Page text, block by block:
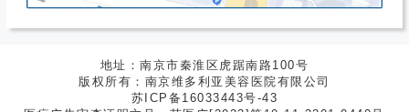
地址：南京市秦淮区虎踞南路100号
版权所有：南京维多利亚美容医院有限公司
苏ICP备16033443号-43